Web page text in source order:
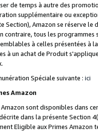
de temps à autre des
supplémentaire ou
Section), Amazon se réserve
contraire, tous les
à celles présentées à
à un achat de Produit
Spéciale suivante : ici
Amazon
sont disponibles dans
dans la présente Section
Eligible aux Primes Amazon